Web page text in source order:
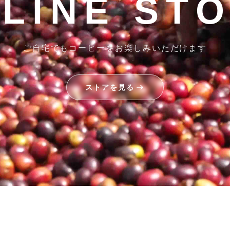
ご自宅でもコーヒーをお楽しみいただけます
ストアを見る